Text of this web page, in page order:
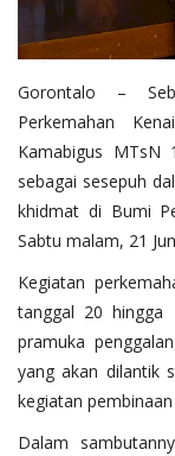
Tentang Kami
Gorontalo –
Perkemahan
Kamabigus
sebagai sesepuh
khidmat di Bumi
Sabtu malam, 21
Kegiatan
tanggal 20 hingga
pramuka
yang akan dilantik
kegiatan
Dalam